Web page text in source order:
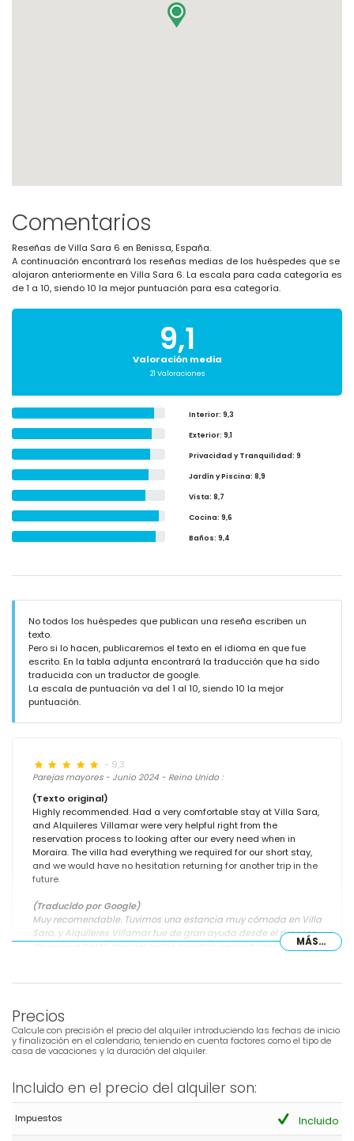
Comentarios
Reseñas de Villa Sara 6 en Benissa, España.
A continuación encontrará los reseñas medias de los huéspedes que se
alojaron anteriormente en Villa Sara 6. La escala para cada categoría es
de 1 a 10, siendo 10 la mejor puntuación para esa categoría.
9,1
Valoración media
21 Valoraciones
Interior: 9,3
Exterior: 9,1
Privacidad y Tranquilidad: 9
Jardín y Piscina: 8,9
Vista: 8,7
Cocina: 9,6
Baños: 9,4
No todos los huéspedes que publican una reseña escriben un
texto.
Pero si lo hacen, publicaremos el texto en el idioma en que fue
escrito. En la tabla adjunta encontrará la traducción que ha sido
traducida con un traductor de google.
La escala de puntuación va del 1 al 10, siendo 10 la mejor
puntuación.
- 9,3
Parejas mayores - Junio 2024 - Reino Unido :
(Texto original)
Highly recommended. Had a very comfortable stay at Villa Sara,
and Alquileres Villamar were very helpful right from the
reservation process to looking after our every need when in
Moraira. The villa had everything we required for our short stay,
and we would have no hesitation returning for another trip in the
future.
(Traducido por Google)
Muy recomendable. Tuvimos una estancia muy cómoda en Villa
Sara, y Alquileres Villamar fue de gran ayuda desde el proceso
de reserva hasta atender todas nuestras necesidades cuando
viaje en el futuro.
- 9,6
Parejas mayores - Mayo 2024 - Alemania :
Eines der schönsten Immobilien in Moreira. Wir verbringen gerne
in diesem Haus unseren Urlaub. Sehr gute Ausstattung. Es fehlt
im Küchenbereich an nichts. Sehr gut ausgestattet
Schlafzimmer und sehr saubere Badezimmer. Haus liegt
MÁS...
Precios
Calcule con precisión el precio del alquiler introduciendo las fechas de inicio
y finalización en el calendario, teniendo en cuenta factores como el tipo de
casa de vacaciones y la duración del alquiler.
Incluido en el precio del alquiler son:
Impuestos Incluido